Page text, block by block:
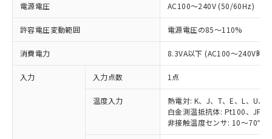
電源電圧 AC100～240V (50/60Hz)
許容電圧変動範囲 電源電圧の85～110%
消費電力 8.3VA以下 (AC100～240V時)
入力 入力点数 1点
温度入力
熱電対: K、J、T、E、L、U、
白金測温抵抗体: Pt100、
非接触温度センサ: 10～